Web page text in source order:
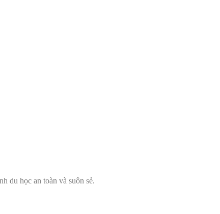
du học an toàn và suôn sẻ.